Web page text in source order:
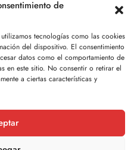
de
tecnologías como las cookies
del dispositivo. El consentimiento
datos como el comportamiento de
en este sitio. No consentir o retirar el
a ciertas características y